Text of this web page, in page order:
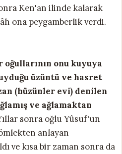
Ken'an ilinde kalarak
ona peygamberlik verdi.
oğullarının onu kuyuya
üzüntü ve hasret
(hüzünler evi) denilen
ve ağlamaktan
sonra oğlu Yûsuf'un
anlayan
ve kısa bir zaman sonra da